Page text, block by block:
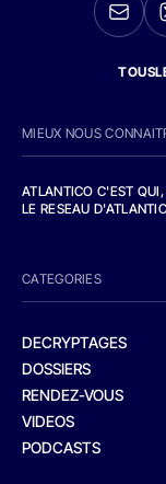
MIEUX NOUS
ATLANTICO C'EST
LE RESEAU
CATEGORIES
DECRYPTAGES
DOSSIERS
RENDEZ-VOUS
VIDEOS
PODCASTS